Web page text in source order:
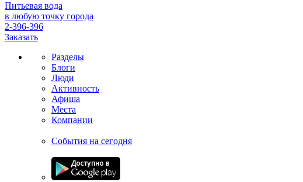
Питьевая вода
в любую точку города
2-396-396
Заказать
Разделы
Блоги
Люди
Активность
Афиша
Места
Компании
События на сегодня